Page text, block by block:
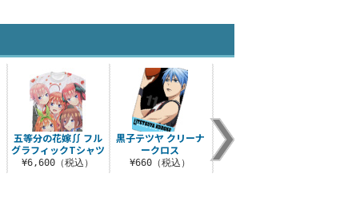
五等分の花嫁∬ フル
グラフィックTシャツ
¥6,600（税込）
黒子テツヤ クリーナ
ークロス
¥660（税込）
ぼっちちゃんのサイ